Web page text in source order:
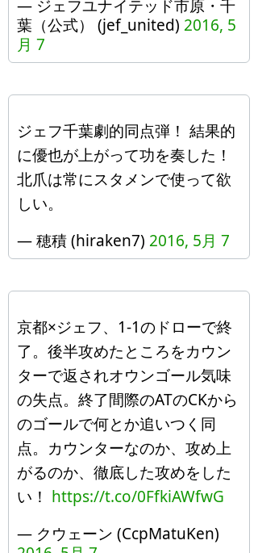
— ジェフユナイテッド市原・千
葉（公式） (jef_united) 2016, 5
月 7
ジェフ千葉劇的同点弾！ 結果的
に優也が上がって功を奏した！
北爪は常にスタメンで使って欲
しい。
— 穂積 (hiraken7) 2016, 5月 7
京都×ジェフ、1-1のドローで終
了。後半攻めたところをカウン
ターで返されオウンゴール気味
の失点。終了間際のATのCKから
のゴールで何とか追いつく同
点。カウンターなのか、攻め上
がるのか、徹底した攻めをした
い！ https://t.co/0FfkiAWfwG
— クウェーン (CcpMatuKen)